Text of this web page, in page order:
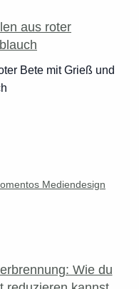
Bete mit Grieß und
Mediendesign